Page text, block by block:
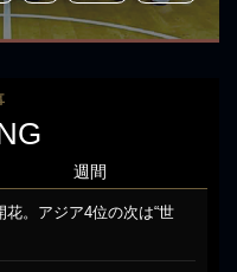
。アジア4位の次は“世
週間